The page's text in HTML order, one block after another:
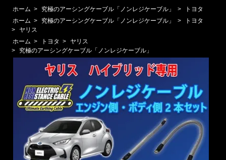
ホーム > 究極のアーシングケーブル「ノンレジケーブル」 >
トヨタ
ホーム > 究極のアーシングケーブル「ノンレジケーブル」 >
トヨタ
>
ヤリス
ホーム > トヨタ >
ヤリス
>
究極のアーシングケーブル「ノンレジケーブル」